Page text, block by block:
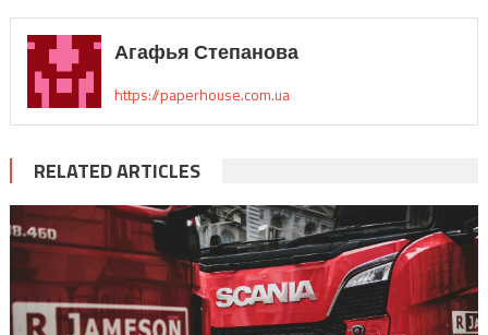
Агафья Степанова
https://paperhouse.com.ua
RELATED ARTICLES